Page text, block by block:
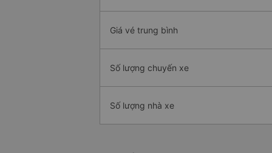
Giá vé trung bình
Số lượng chuyến xe
Số lượng nhà xe